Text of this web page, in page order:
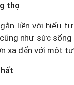
thọ
liền với biểu
như sức
xa đến với một